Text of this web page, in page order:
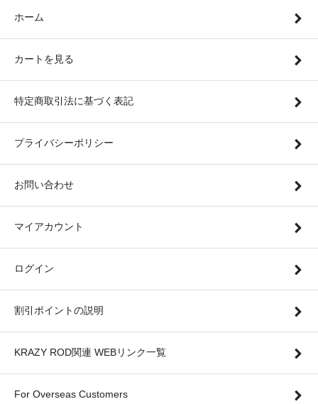
ホーム
カートを見る
特定商取引法に基づく表記
プライバシーポリシー
お問い合わせ
マイアカウント
ログイン
割引ポイントの説明
KRAZY ROD関連 WEBリンク一覧
For Overseas Customers